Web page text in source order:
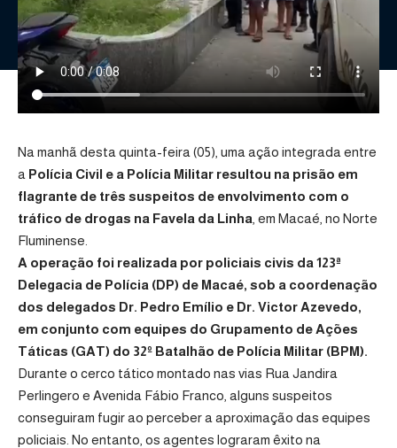
Na manhã desta quinta-feira (05), uma ação integrada entre
a Polícia Civil e a Polícia Militar resultou na prisão em
flagrante de três suspeitos de envolvimento com o
tráfico de drogas na Favela da Linha , em Macaé, no Norte
Fluminense.
A operação foi realizada por policiais civis da 123ª
Delegacia de Polícia (DP) de Macaé, sob a coordenação
dos delegados Dr. Pedro Emílio e Dr. Victor Azevedo,
em conjunto com equipes do Grupamento de Ações
Táticas (GAT) do 32º Batalhão de Polícia Militar (BPM).
Durante o cerco tático montado nas vias Rua Jandira
Perlingero e Avenida Fábio Franco, alguns suspeitos
conseguiram fugir ao perceber a aproximação das equipes
policiais. No entanto, os agentes lograram êxito na